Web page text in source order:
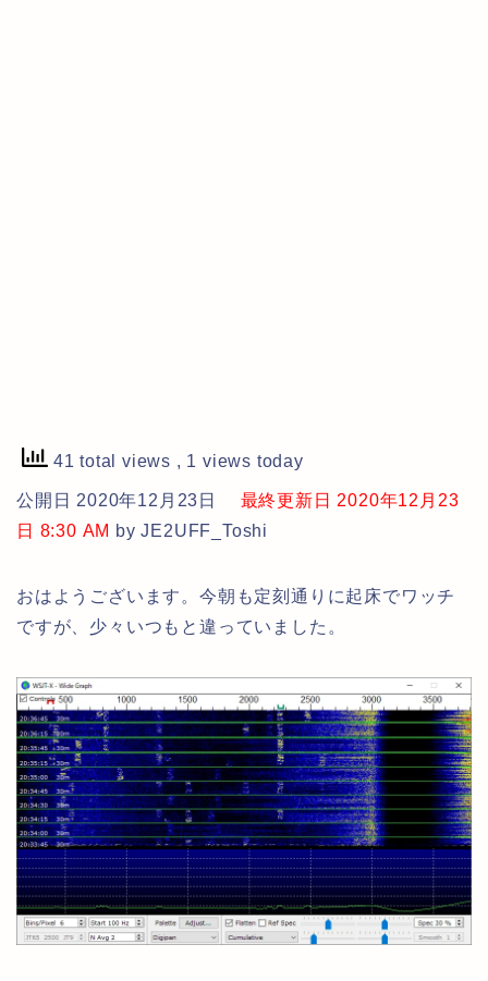
41 total views , 1 views today
公開日 2020年12月23日
最終更新日 2020年12月23
日 8:30 AM by JE2UFF_Toshi
おはようございます。今朝も定刻通りに起床でワッチ
ですが、少々いつもと違っていました。